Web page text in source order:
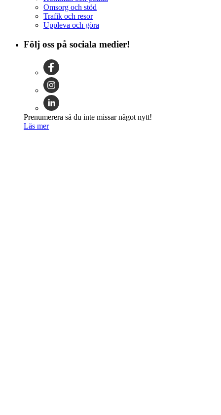
Omsorg och stöd
Trafik och resor
Uppleva och göra
Följ oss på sociala medier!
Prenumerera så du inte missar något nytt!
Läs mer